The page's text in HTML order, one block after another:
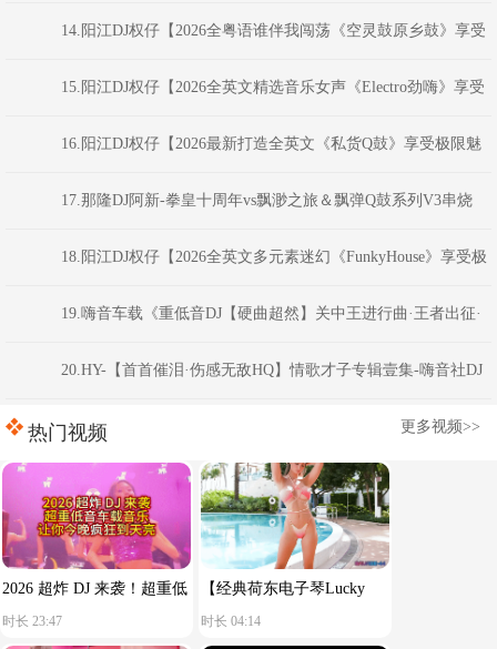
之中FunkyHouse串烧
14.阳江DJ权仔【2026全粤语谁伴我闯荡《空灵鼓原乡鼓》享受
极限魅力车载大碟】
15.阳江DJ权仔【2026全英文精选音乐女声《Electro劲嗨》享受
极限魅力车载大碟】
16.阳江DJ权仔【2026最新打造全英文《私货Q鼓》享受极限魅
力车载大碟】17.那隆DJ阿新-拳皇十周年vs飘渺之旅＆飘弹Q鼓系列V3串烧
18.阳江DJ权仔【2026全英文多元素迷幻《FunkyHouse》享受极
限魅力车载大碟】
19.嗨音车载《重低音DJ【硬曲超然】关中王进行曲·王者出征·
慢到快开车不犯困英文串烧》 河南Dj彦航
20.HY-【首首催泪·伤感无敌HQ】情歌才子专辑壹集-嗨音社DJ
彦航热门视频 更多视频>>
2026 超炸 DJ 来袭！超重低
音车载音乐，让你今晚疯狂
时长 23:47
【经典荷东电子琴Lucky
star】舒服节奏
时长 04:14